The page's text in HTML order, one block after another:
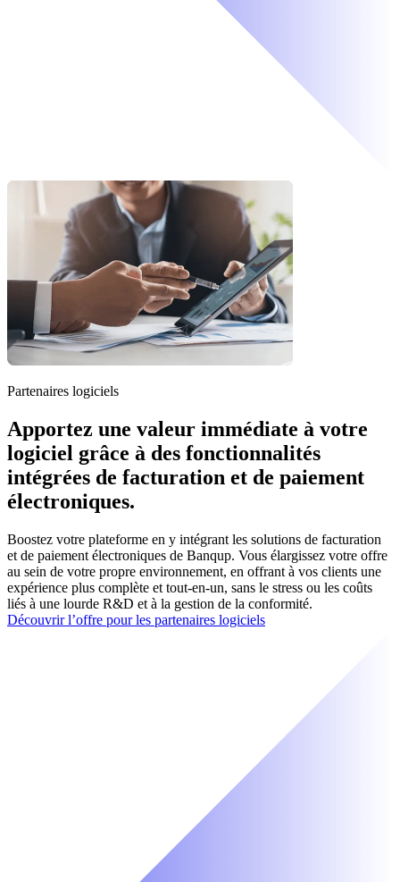
Partenaires logiciels
Apportez une valeur immédiate à votre
logiciel grâce à des fonctionnalités
intégrées de facturation et de paiement
électroniques.
Boostez votre plateforme en y intégrant les solutions de facturation
et de paiement électroniques de Banqup. Vous élargissez votre offre
au sein de votre propre environnement, en offrant à vos clients une
expérience plus complète et tout-en-un, sans le stress ou les coûts
liés à une lourde R&D et à la gestion de la conformité.
Découvrir l’offre pour les partenaires logiciels